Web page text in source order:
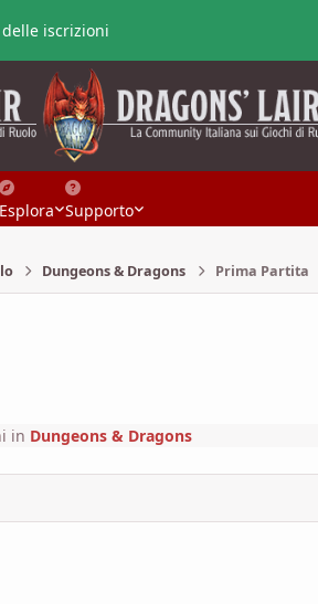
iscrizioni
Esplora Supporto
Dungeons & Dragons Prima Partita
in Dungeons & Dragons